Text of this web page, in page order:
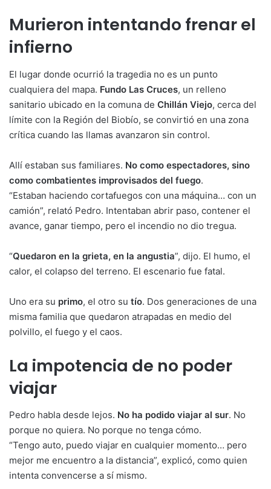
Murieron intentando frenar el
infierno
El lugar donde ocurrió la tragedia no es un punto
cualquiera del mapa. Fundo Las Cruces, un relleno
sanitario ubicado en la comuna de Chillán Viejo, cerca del
límite con la Región del Biobío, se convirtió en una zona
crítica cuando las llamas avanzaron sin control.
Allí estaban sus familiares. No como espectadores, sino
como combatientes improvisados del fuego.
“Estaban haciendo cortafuegos con una máquina… con un
camión”, relató Pedro. Intentaban abrir paso, contener el
avance, ganar tiempo, pero el incendio no dio tregua.
“Quedaron en la grieta, en la angustia”, dijo. El humo, el
calor, el colapso del terreno. El escenario fue fatal.
Uno era su primo, el otro su tío. Dos generaciones de una
misma familia que quedaron atrapadas en medio del
polvillo, el fuego y el caos.
La impotencia de no poder
viajar
Pedro habla desde lejos. No ha podido viajar al sur. No
porque no quiera. No porque no tenga cómo.
“Tengo auto, puedo viajar en cualquier momento… pero
mejor me encuentro a la distancia”, explicó, como quien
intenta convencerse a sí mismo.